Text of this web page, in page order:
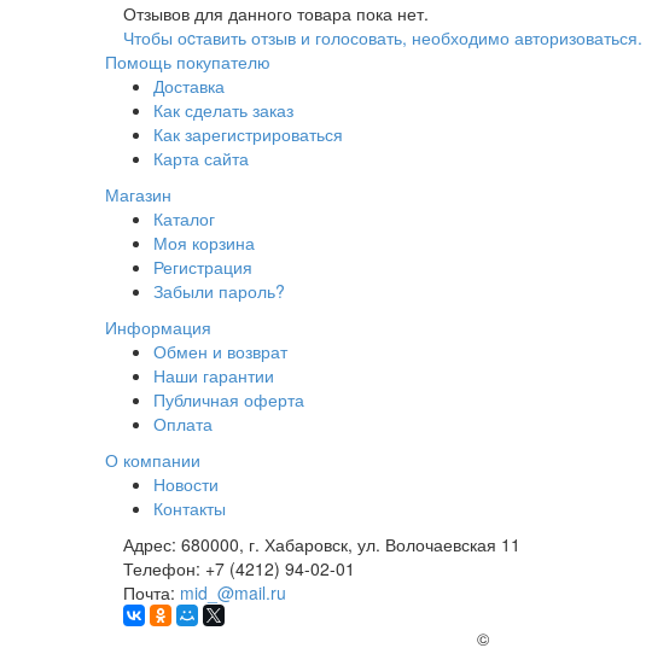
Отзывов для данного товара пока нет.
Чтобы оcтавить отзыв и голосовать, необходимо авторизоваться.
Помощь покупателю
Доставка
Как сделать заказ
Как зарегистрироваться
Карта сайта
Магазин
Каталог
Моя корзина
Регистрация
Забыли пароль?
Информация
Обмен и возврат
Наши гарантии
Публичная оферта
Оплата
О компании
Новости
Контакты
Адрес: 680000, г. Хабаровск, ул. Волочаевская 11
Телефон: +7 (4212) 94-02-01
Почта: mid_@mail.ru
©